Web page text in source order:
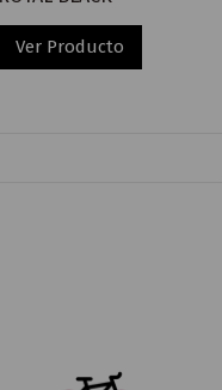
Ver Producto